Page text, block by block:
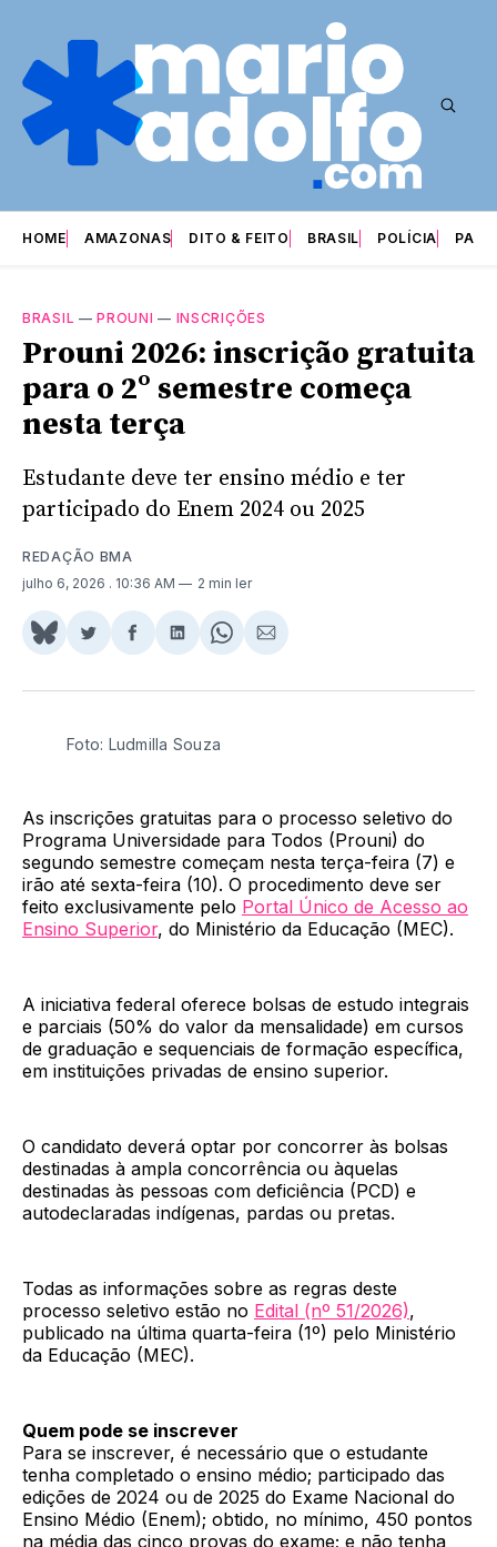
HOME AMAZONAS DITO & FEITO BRASIL POLÍCIA
BRASIL —PROUNI — INSCRIÇÕES
Prouni 2026: inscrição gratuita
para o 2º semestre começa
nesta terça
Estudante deve ter ensino médio e ter
participado do Enem 2024 ou 2025
REDAÇÃO BMA
julho 6, 2026 . 10:36 AM 2 min ler
Share
BlueSky
Compartilhar
Twitter
Compartilhar
Facebook
Compartilhar
LinkedIn
Share
WhatsApp
Compartilhar
Email
Foto: Ludmilla Souza
As inscrições gratuitas para o processo seletivo do
Programa Universidade para Todos (Prouni) do
segundo semestre começam nesta terça-feira (7) e
irão até sexta-feira (10). O procedimento deve ser
feito exclusivamente pelo Portal Único de Acesso ao
Ensino Superior, do Ministério da Educação (MEC).
A iniciativa federal oferece bolsas de estudo integrais
e parciais (50% do valor da mensalidade) em cursos
de graduação e sequenciais de formação específica,
em instituições privadas de ensino superior.
O candidato deverá optar por concorrer às bolsas
destinadas à ampla concorrência ou àquelas
destinadas às pessoas com deficiência (PCD) e
autodeclaradas indígenas, pardas ou pretas.
Todas as informações sobre as regras deste
processo seletivo estão no Edital (nº 51/2026),
publicado na última quarta-feira (1º) pelo Ministério
da Educação (MEC).
Quem pode se inscrever
Para se inscrever, é necessário que o estudante
tenha completado o ensino médio; participado das
edições de 2024 ou de 2025 do Exame Nacional do
Ensino Médio (Enem); obtido, no mínimo, 450 pontos
na média das cinco provas do exame; e não tenha